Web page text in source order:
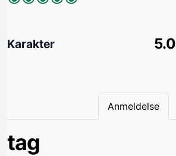
Karakter 5.0
Anmeldelse
tag